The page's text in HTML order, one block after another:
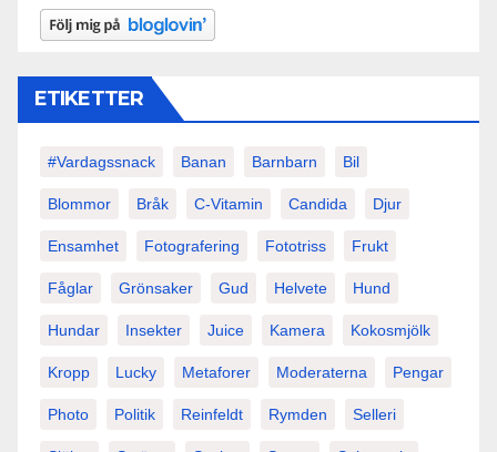
ETIKETTER
#vardagssnack Banan Barnbarn Bil
Blommor Bråk C-Vitamin Candida Djur
Ensamhet Fotografering Fototriss Frukt
Fåglar Grönsaker Gud Helvete Hund
Hundar Insekter Juice Kamera Kokosmjölk
Kropp Lucky Metaforer Moderaterna Pengar
Photo Politik Reinfeldt Rymden Selleri